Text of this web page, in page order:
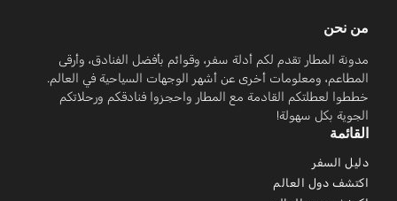
من نحن
مدونة المطار تقدم لكم أدلة سفر، وقوائم بأفضل الفنادق، وأرقى
المطاعم، ومعلومات أخرى عن أشهر الوجهات السياحية في العالم.
خططوا لعطلتكم القادمة مع المطار واحجزوا فنادقكم ورحلاتكم
الجوية بكل سهولة!
القائمة
دليل السفر
اكتشف دول العالم